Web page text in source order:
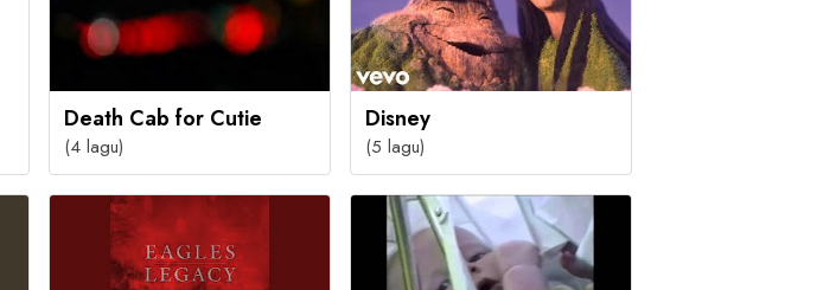
Death Cab for Cutie
(4 lagu)
Disney
(5 lagu)